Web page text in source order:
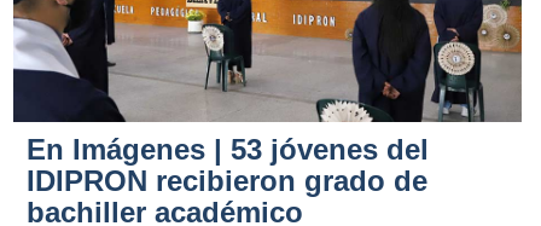
En Imágenes | 53 jóvenes del
IDIPRON recibieron grado de
bachiller académico